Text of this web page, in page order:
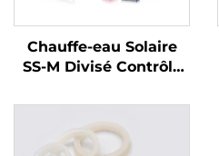
Chauffe-eau Solaire
SS-M Divisé Contrôle
Echangeurs Sous
Pression Indirect
Réservoir d'Eau Libre